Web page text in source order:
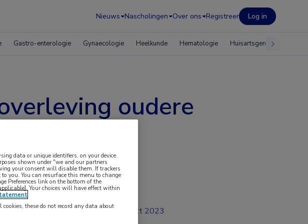
Nieuws Nascholingen Over ons Registreer Log in
Gastro-enterologie Gynaecologie Heelkunde Hematologie Huisartsgeneeskunde
oudere
niet
okt 2023
data or unique identifiers, on your device.
shown under "we and our partners
your consent will disable them. If trackers
you. You can resurface this menu to change
Preferences link on the bottom of the
Your choices will have effect within
these do not record any data about